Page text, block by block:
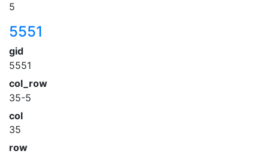
5
5551
gid
5551
col_row
35-5
col
35
row